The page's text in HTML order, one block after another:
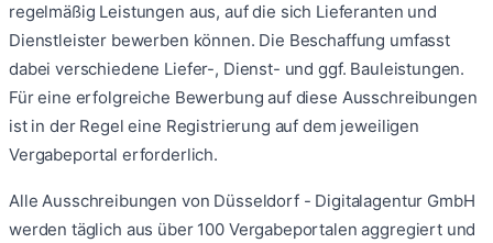
regelmäßig Leistungen aus, auf die sich Lieferanten und
Dienstleister bewerben können. Die Beschaffung umfasst
dabei verschiedene Liefer-, Dienst- und ggf. Bauleistungen.
Für eine erfolgreiche Bewerbung auf diese Ausschreibungen
ist in der Regel eine Registrierung auf dem jeweiligen
Vergabeportal erforderlich.
Alle Ausschreibungen von Düsseldorf - Digitalagentur GmbH
werden täglich aus über 100 Vergabeportalen aggregiert und